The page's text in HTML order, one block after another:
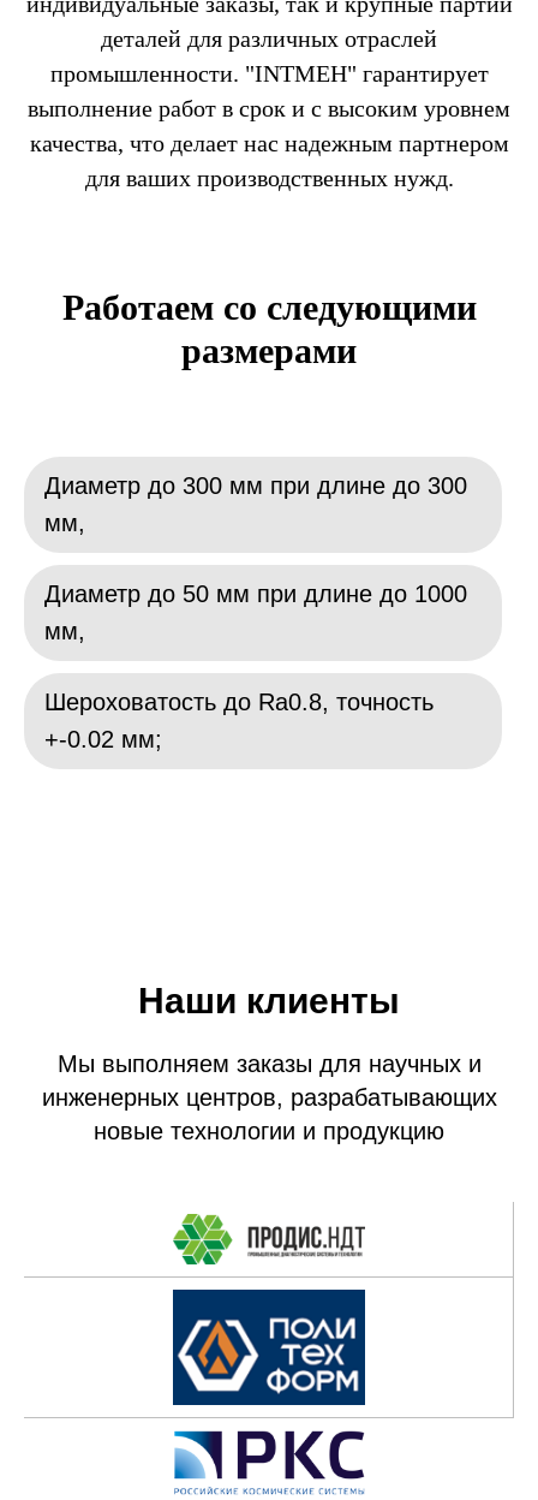
деталей для различных отраслей
промышленности. "INTMEH" гарантирует
выполнение работ в срок и с высоким уровнем
качества, что делает нас надежным партнером
для ваших производственных нужд.
Работаем со следующими
размерами
Диаметр до 300 мм при длине до 300
мм,
Диаметр до 50 мм при длине до 1000
мм,
Шероховатость до Ra0.8, точность
+-0.02 мм;
Наши клиенты
Мы выполняем заказы для научных и
инженерных центров, разрабатывающих
новые технологии и продукцию